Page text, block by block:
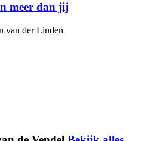
meer dan jij
van der Linden